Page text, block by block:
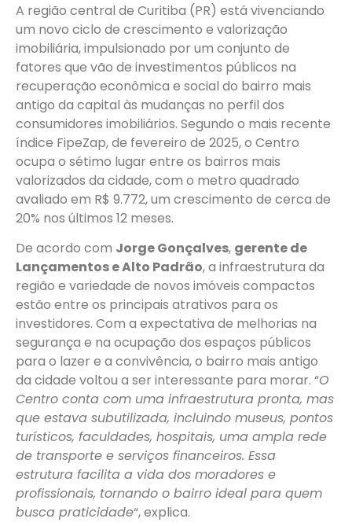
A região central de Curitiba (PR) está vivenciando
um novo ciclo de crescimento e valorização
imobiliária, impulsionado por um conjunto de
fatores que vão de investimentos públicos na
recuperação econômica e social do bairro mais
antigo da capital às mudanças no perfil dos
consumidores imobiliários. Segundo o mais recente
índice FipeZap, de fevereiro de 2025, o Centro
ocupa o sétimo lugar entre os bairros mais
valorizados da cidade, com o metro quadrado
avaliado em R$ 9.772, um crescimento de cerca de
20% nos últimos 12 meses.
De acordo com Jorge Gonçalves, gerente de
Lançamentos e Alto Padrão, a infraestrutura da
região e variedade de novos imóveis compactos
estão entre os principais atrativos para os
investidores. Com a expectativa de melhorias na
segurança e na ocupação dos espaços públicos
para o lazer e a convivência, o bairro mais antigo
da cidade voltou a ser interessante para morar. “O
Centro conta com uma infraestrutura pronta, mas
que estava subutilizada, incluindo museus, pontos
turísticos, faculdades, hospitais, uma ampla rede
de transporte e serviços financeiros. Essa
estrutura facilita a vida dos moradores e
profissionais, tornando o bairro ideal para quem
busca praticidade“, explica.